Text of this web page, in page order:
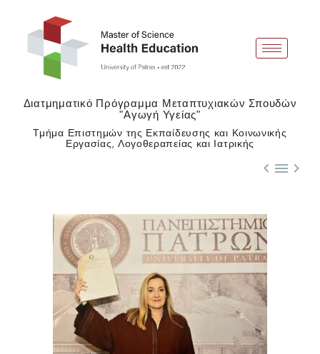
Διατμηματικό Πρόγραμμα Μεταπτυχιακών Σπουδών
"Αγωγή Υγείας"
Τμήμα Επιστημών της Εκπαίδευσης και Κοινωνικής
Εργασίας, Λογοθεραπείας και Ιατρικής
  